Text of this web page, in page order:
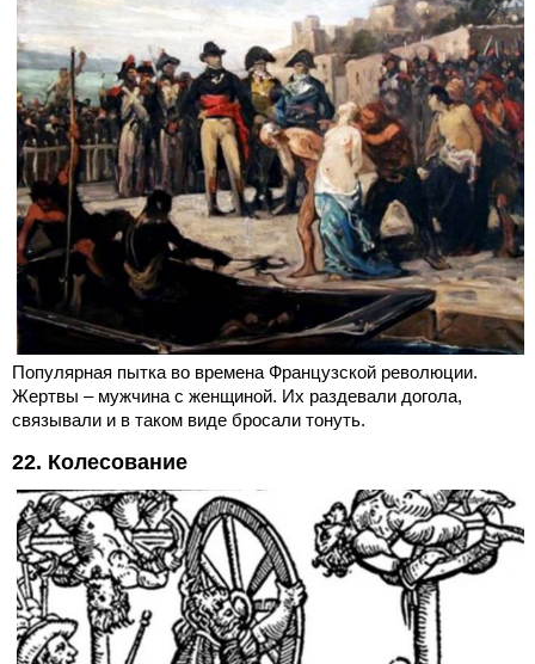
Популярная пытка во времена Французской революции.
Жертвы – мужчина с женщиной. Их раздевали догола,
связывали и в таком виде бросали тонуть.
22. Колесование